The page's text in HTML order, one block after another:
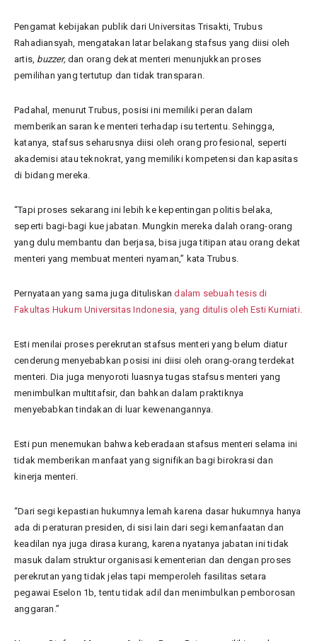
Pengamat kebijakan publik dari Universitas Trisakti, Trubus
Rahadiansyah, mengatakan latar belakang stafsus yang diisi oleh
artis, buzzer, dan orang dekat menteri menunjukkan proses
pemilihan yang tertutup dan tidak transparan.
Padahal, menurut Trubus, posisi ini memiliki peran dalam
memberikan saran ke menteri terhadap isu tertentu. Sehingga,
katanya, stafsus seharusnya diisi oleh orang profesional, seperti
akademisi atau teknokrat, yang memiliki kompetensi dan kapasitas
di bidang mereka.
“Tapi proses sekarang ini lebih ke kepentingan politis belaka,
seperti bagi-bagi kue jabatan. Mungkin mereka dalah orang-orang
yang dulu membantu dan berjasa, bisa juga titipan atau orang dekat
menteri yang membuat menteri nyaman,” kata Trubus.
Pernyataan yang sama juga dituliskandalam sebuah tesis di
Fakultas Hukum Universitas Indonesia, yang ditulis oleh Esti Kurniati.
Esti menilai proses perekrutan stafsus menteri yang belum diatur
cenderung menyebabkan posisi ini diisi oleh orang-orang terdekat
menteri. Dia juga menyoroti luasnya tugas stafsus menteri yang
menimbulkan multitafsir, dan bahkan dalam praktiknya
menyebabkan tindakan di luar kewenangannya.
Esti pun menemukan bahwa keberadaan stafsus menteri selama ini
tidak memberikan manfaat yang signifikan bagi birokrasi dan
kinerja menteri.
“Dari segi kepastian hukumnya lemah karena dasar hukumnya hanya
ada di peraturan presiden, di sisi lain dari segi kemanfaatan dan
keadilan nya juga dirasa kurang, karena nyatanya jabatan ini tidak
masuk dalam struktur organisasi kementerian dan dengan proses
perekrutan yang tidak jelas tapi memperoleh fasilitas setara
pegawai Eselon 1b, tentu tidak adil dan menimbulkan pemborosan
anggaran.”